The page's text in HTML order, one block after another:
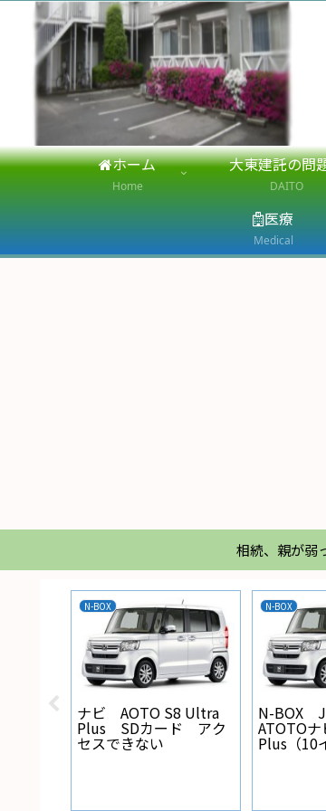
ホーム
Home
大東建託の問
DAITO
医療
Medical
相続、親が弱
N-BOX
ナビ AOTO S8 Ultra
Plus SDカード アク
セスできない
N-BOX
N-BOX
ATOTO
Plus（
取り付けた